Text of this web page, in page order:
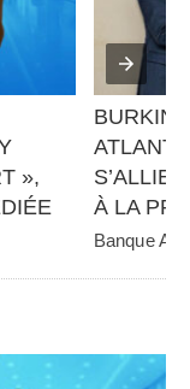
»,
À LA
Banque